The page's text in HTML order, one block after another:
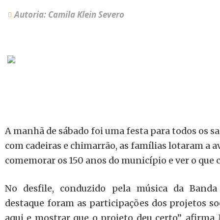
Autoria: Camila Klein Severo
A manhã de sábado foi uma festa para todos os
com cadeiras e chimarrão, as famílias lotaram a
comemorar os 150 anos do município e ver o que
No desfile, conduzido pela música da
destaque foram as participações dos projetos